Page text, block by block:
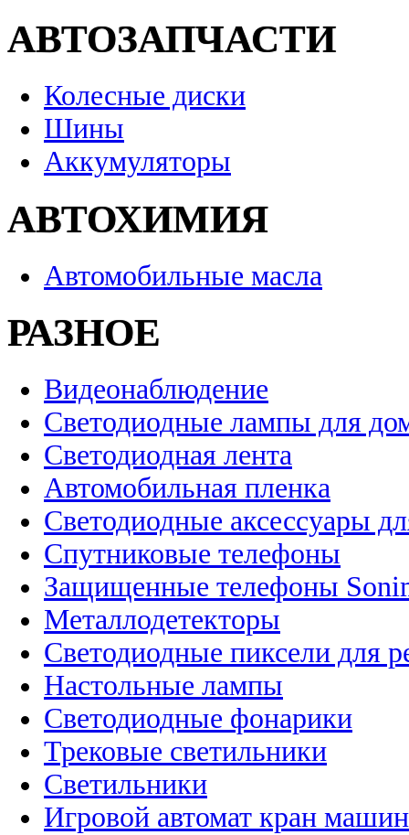
АВТОЗАПЧАСТИ
Колесные диски
Шины
Аккумуляторы
АВТОХИМИЯ
Автомобильные масла
РАЗНОЕ
Видеонаблюдение
Светодиодные лампы для
Светодиодная лента
Автомобильная пленка
Светодиодные аксессуары
Спутниковые телефоны
Защищенные телефоны
Металлодетекторы
Светодиодные пиксели для
Настольные лампы
Светодиодные фонарики
Трековые светильники
Светильники
Игровой автомат кран